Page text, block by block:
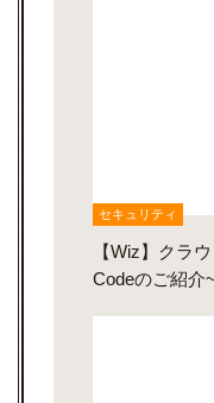
セキュリティ
【Wiz】クラ
Codeのご紹介~